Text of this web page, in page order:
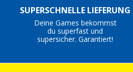
SUPERSCHNELLE LIEFERUNG
Deine Games bekommst
du superfast und
supersicher. Garantiert!